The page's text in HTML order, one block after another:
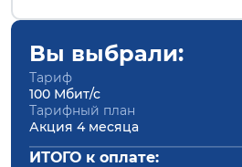
Вы выбрали:
Тариф
100 Мбит/с
Тарифный план
Акция 4 месяца
ИТОГО к оплате: